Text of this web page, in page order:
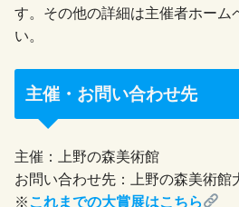
す。その他の詳細は主催者ホーム
い。
主催・お問い合わせ先
主催：上野の森美術館
お問い合わせ先：上野の森美術館
※これまでの大賞展はこちら